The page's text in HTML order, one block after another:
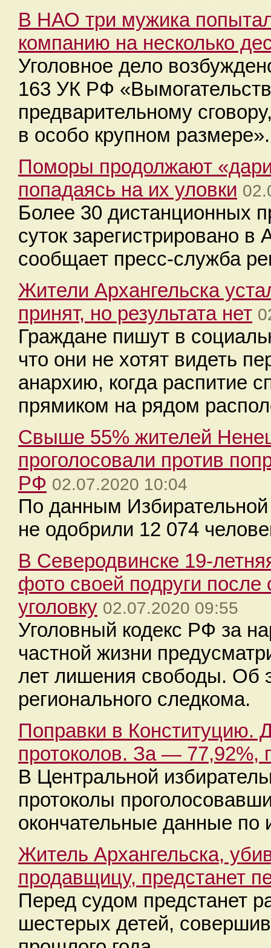
В НАО три мужика
компанию на несколько
Уголовное дело
163 УК РФ
предварительному
в особо крупном размере».
Поморы продолжают
попадаясь на их уловки
Более 30 дистанционных
суток зарегистрировано
сообщает пресс-служба
Жители Архангельска
принят, но результата нет
Граждане пишут в
что они не хотят видеть
анархию, когда распитие
прямиком на рядом
Свыше 55% жителей
проголосовали против
РФ 02.07.2020 10:04
По данным
не одобрили 12 074
В Северодвинске 19-
фото своей подруги
уголовку 02.07.2020 09:55
Уголовный кодекс РФ за
частной жизни
лет лишения свободы. Об
регионального следкома.
Поправки в Конституцию.
протоколов. За — 77,92%,
В Центральной
протоколы
окончательные данные
Житель Архангельска,
продавщицу, предстанет
Перед судом предстанет
шестерых детей,